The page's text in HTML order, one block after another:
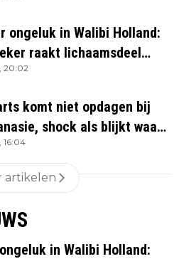
ongeluk in Walibi Holland:
raakt lichaamsdeel
20:02
komt niet opdagen bij
shock als blijkt waar
16:04
artikelen
in Walibi Holland: